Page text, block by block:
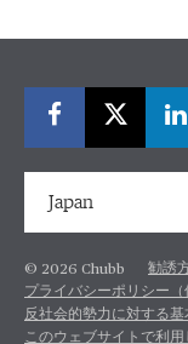
Japan
© 2026 Chubb
勧誘
プライバシーポリシー（
反社会的勢力に対する基
このウェブサイトで利